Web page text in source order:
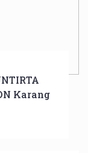
Karang